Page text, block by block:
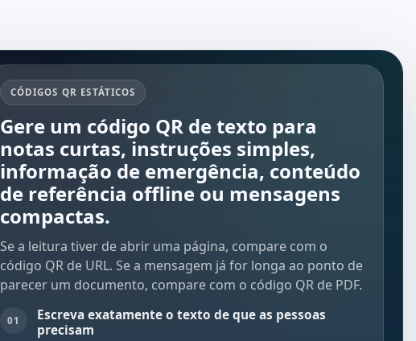
CÓDIGOS QR ESTÁTICOS
Gere um código QR de texto para
notas curtas, instruções simples,
informação de emergência, conteúdo
de referência offline ou mensagens
compactas.
Se a leitura tiver de abrir uma página, compare com o
código QR de URL. Se a mensagem já for longa ao ponto de
parecer um documento, compare com o código QR de PDF.
01
Escreva exatamente o texto de que as pessoas
precisam